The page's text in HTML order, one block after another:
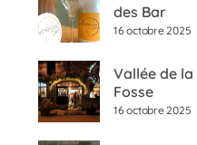
des Bar
16 octobre 2025
Vallée de la
Fosse
16 octobre 2025